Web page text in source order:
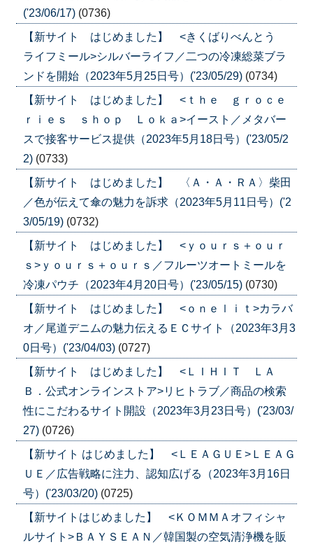
('23/06/17) (0736)
【新サイト はじめました】 <きくばりべんとう
ライフミール>シルバーライフ／二つの冷凍総菜ブラ
ンドを開始（2023年5月25日号）('23/05/29) (0734)
【新サイト はじめました】 <ｔｈｅ ｇｒｏｃｅ
ｒｉｅｓ ｓｈｏｐ Ｌｏｋａ>イースト／メタバー
スで接客サービス提供（2023年5月18日号）('23/05/2
2) (0733)
【新サイト はじめました】 〈Ａ・Ａ・ＲＡ〉柴田
／色が伝えて傘の魅力を訴求（2023年5月11日号）('2
3/05/19) (0732)
【新サイト はじめました】 <ｙｏｕｒｓ＋ｏｕｒ
ｓ>ｙｏｕｒｓ＋ｏｕｒｓ／フルーツオートミールを
冷凍パウチ（2023年4月20日号）('23/05/15) (0730)
【新サイト はじめました】 <ｏｎｅｌｉｔ>カラバ
オ／尾道デニムの魅力伝えるＥＣサイト（2023年3月3
0日号）('23/04/03) (0727)
【新サイト はじめました】 <ＬＩＨＩＴ ＬＡ
Ｂ．公式オンラインストア>リヒトラブ／商品の検索
性にこだわるサイト開設（2023年3月23日号）('23/03/
27) (0726)
【新サイト はじめました】 <ＬＥＡＧＵＥ>ＬＥＡＧ
ＵＥ／広告戦略に注力、認知広げる（2023年3月16日
号）('23/03/20) (0725)
【新サイトはじめました】 <ＫＯＭＭＡオフィシャ
ルサイト>ＢＡＹＳＥＡＮ／韓国製の空気清浄機を販